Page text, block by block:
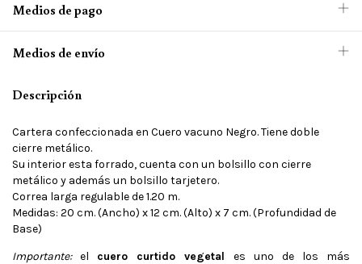
Medios de pago
Medios de envío
Descripción
Cartera confeccionada en Cuero vacuno Negro. Tiene doble
cierre metálico.
Su interior esta forrado, cuenta con un bolsillo con cierre
metálico y además un bolsillo tarjetero.
Correa larga regulable de 1.20 m.
Medidas: 20 cm. (Ancho) x 12 cm. (Alto) x 7 cm. (Profundidad de
Base)
Importante:el cuero curtido vegetal es uno de los más